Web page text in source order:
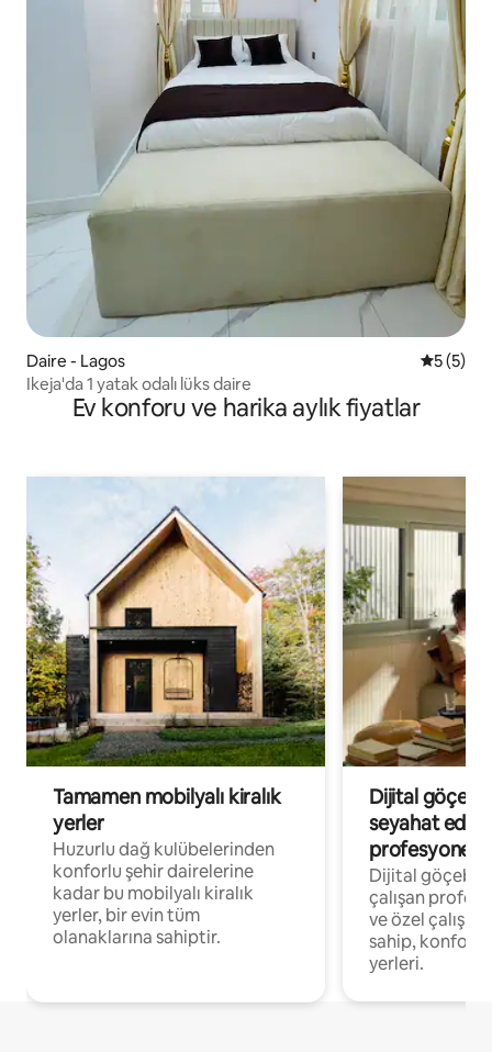
Daire - Lagos 55 (5)
Ikeja'da 1 yatak odalı lüks daire
Ev konforu ve harika aylık fiyatlar
Tamamen mobilyalı kiralık
yerler
Huzurlu dağ kulübelerinden
konforlu şehir dairelerine
kadar bu mobilyalı kiralık
yerler, bir evin tüm
olanaklarına sahiptir.
Dijital
seyahat eden
Dijital
çalışan
ve özel
sahip,
yerleri.